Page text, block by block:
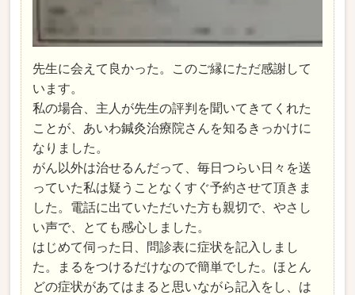
先生に会えて良かった。このご縁にただ感謝して
います。
私の場合、主人が先生の評判を聞いてきてくれた
ことが、あいわ鍼灸治療院さんを知るきっかけに
なりました。
がん以外は治せるんだって、毎日つらい日々を送
っていた私は疑うことなくすぐ予約させて頂きま
した。電話に出ていただいた方も親切で、やさし
い声で、とても感心しました。
はじめて伺った日、問診表に症状を記入しまし
た。まるをつけるだけなので簡単でした。ほとん
どの症状があてはまると思いながら記入をし、は